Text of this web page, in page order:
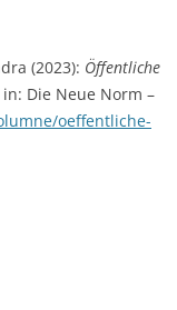
(2023): Öffentliche
Die Neue Norm –
oeffentliche-